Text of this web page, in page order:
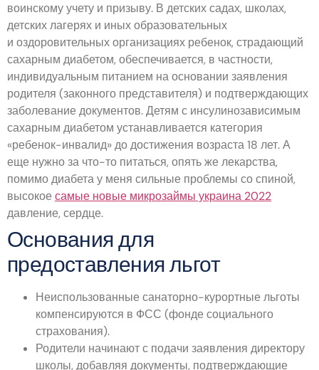
воинскому учету и призыву. В детских садах, школах,
детских лагерях и иных образовательных
и оздоровительных организациях ребенок, страдающий
сахарным диабетом, обеспечивается, в частности,
индивидуальным питанием на основании заявления
родителя (законного представителя) и подтверждающих
заболевание документов. Детям с инсулинозависимым
сахарным диабетом устанавливается категория
«ребенок-инвалид» до достижения возраста 18 лет. А
еще нужно за что-то питаться, опять же лекарства,
помимо диабета у меня сильные проблемы со спиной,
высокое самые новые микрозаймы украина 2022
давление, сердце.
Основания для
предоставления льгот
Неиспользованные санаторно-курортные льготы
компенсируются в ФСС (фонде социального
страхования).
Родители начинают с подачи заявления директору
школы, добавляя документы, подтверждающие